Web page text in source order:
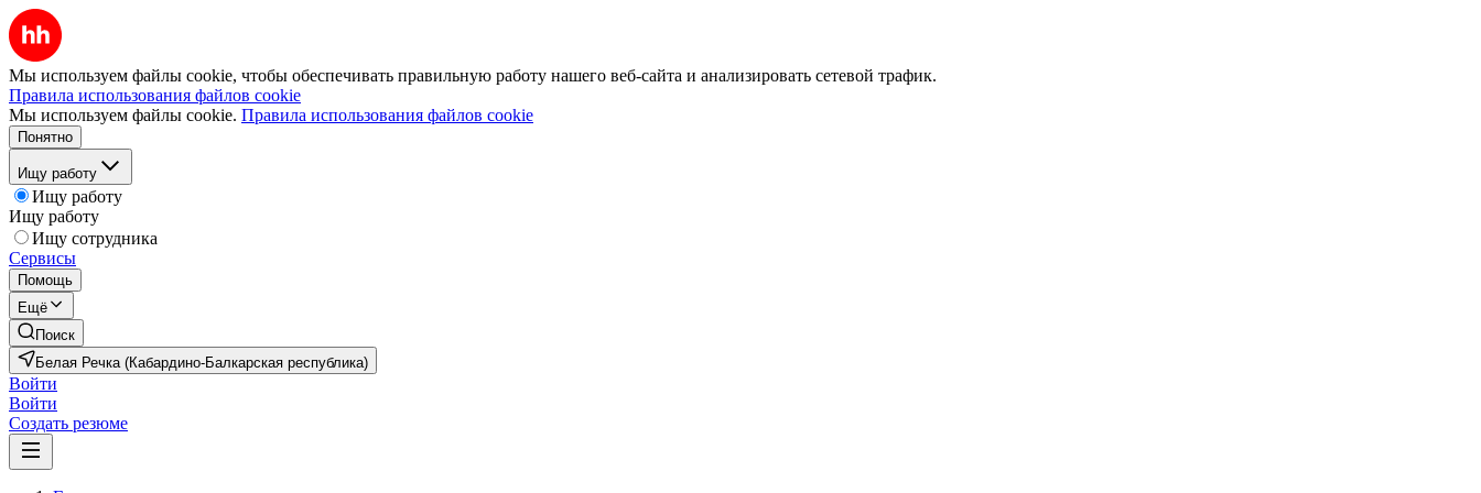
Мы используем файлы cookie, чтобы обеспечивать правильную работу нашего веб-сайта и анализировать сетевой трафик.
Правила использования файлов cookie
Мы используем файлы cookie. Правила использования файлов cookie
Понятно
Ищу работу
Ищу работу
Ищу работу
Ищу сотрудника
Сервисы
Помощь
Ещё
Поиск
Белая Речка (Кабардино-Балкарская республика)
Войти
Войти
Создать резюме